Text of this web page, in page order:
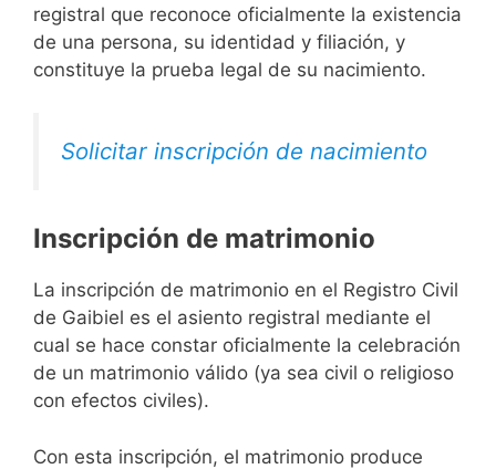
registral que reconoce oficialmente la existencia
de una persona, su identidad y filiación, y
constituye la prueba legal de su nacimiento.
Solicitar inscripción de nacimiento
Inscripción de matrimonio
La inscripción de matrimonio en el Registro Civil
de Gaibiel es el asiento registral mediante el
cual se hace constar oficialmente la celebración
de un matrimonio válido (ya sea civil o religioso
con efectos civiles).
Con esta inscripción, el matrimonio produce